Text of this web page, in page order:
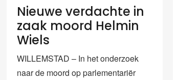
Nieuwe verdachte in
zaak moord Helmin
Wiels
WILLEMSTAD – In het onderzoek
naar de moord op parlementariër